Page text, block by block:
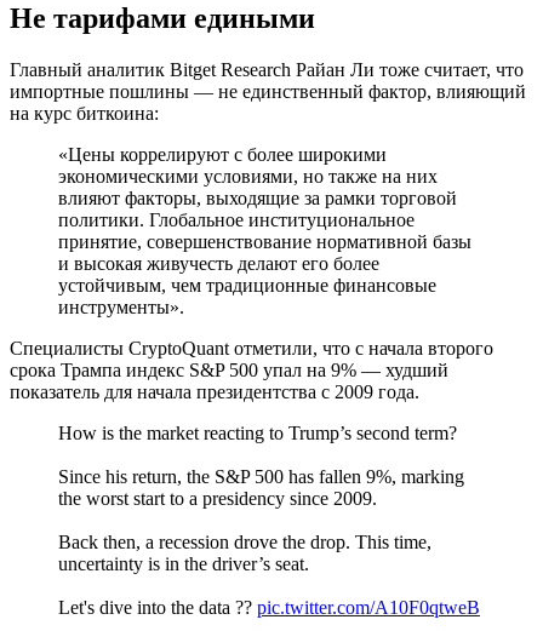
Не тарифами едиными
Главный аналитик Bitget Research Райан Ли тоже считает, что
импортные пошлины — не единственный фактор, влияющий
на курс биткоина:
«Цены коррелируют с более широкими
экономическими условиями, но также на них
влияют факторы, выходящие за рамки торговой
политики. Глобальное институциональное
принятие, совершенствование нормативной базы
и высокая живучесть делают его более
устойчивым, чем традиционные финансовые
инструменты».
Специалисты CryptoQuant отметили, что с начала второго
срока Трампа индекс S&P 500 упал на 9% — худший
показатель для начала президентства с 2009 года.
How is the market reacting to Trump’s second term?
Since his return, the S&P 500 has fallen 9%, marking
the worst start to a presidency since 2009.
Back then, a recession drove the drop. This time,
uncertainty is in the driver’s seat.
Let's dive into the data ?? pic.twitter.com/A10F0qtweB